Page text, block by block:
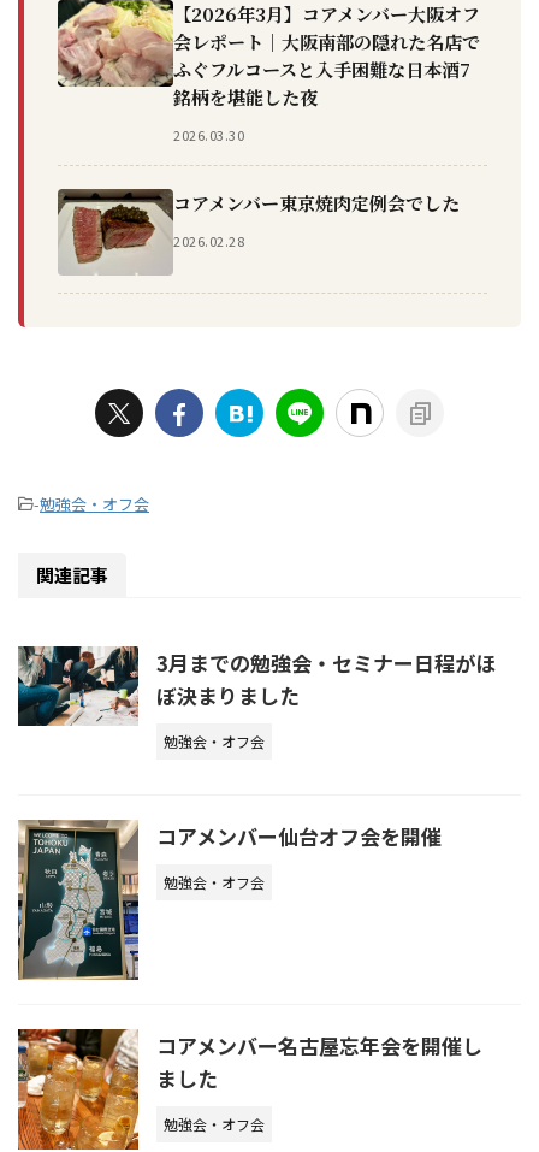
【2026年3月】コアメンバー大阪オフ
会レポート｜大阪南部の隠れた名店で
ふぐフルコースと入手困難な日本酒7
銘柄を堪能した夜
2026.03.30
コアメンバー東京焼肉定例会でした
2026.02.28
-勉強会・オフ会
関連記事
3月までの勉強会・セミナー日程がほ
ぼ決まりました
勉強会・オフ会
コアメンバー仙台オフ会を開催
勉強会・オフ会
コアメンバー名古屋忘年会を開催し
ました
勉強会・オフ会